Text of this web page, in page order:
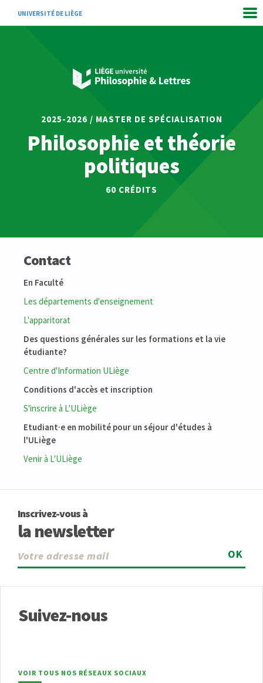
UNIVERSITÉ DE LIÈGE
2025-2026 / MASTER DE SPÉCIALISATION
Philosophie et théorie
politiques
60 CRÉDITS
Contact
En Faculté
Les départements d'enseignement
L'apparitorat
Des questions générales sur les formations et la vie
étudiante?
Centre d'Information ULiège
Conditions d'accès et inscription
S'inscrire à L'ULiège
Etudiant·e en mobilité pour un séjour d'études à
l'ULiège
Venir à L'ULiège
Inscrivez-vous à
la newsletter
OK
Suivez-nous
VOIR TOUS NOS RÉSEAUX SOCIAUX